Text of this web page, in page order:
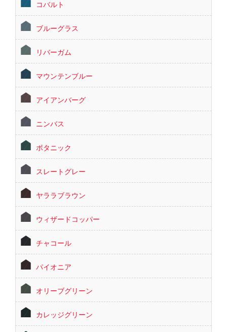
コバルト
ブルーグラス
リバーガム
マウンテンブルー
アイアンバーグ
ニンバス
ボタニック
スレートグレー
ヤララブラウン
ウィザードコッパー
チャコール
パイオニア
オリーブグリーン
カレッジグリーン